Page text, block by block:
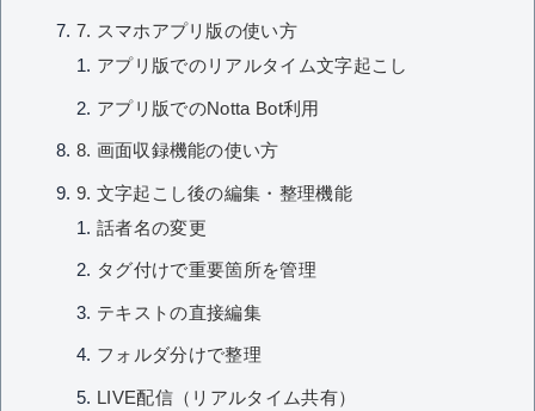
7. スマホアプリ版の使い方
アプリ版でのリアルタイム文字起こし
アプリ版でのNotta Bot利用
8. 画面収録機能の使い方
9. 文字起こし後の編集・整理機能
話者名の変更
タグ付けで重要箇所を管理
テキストの直接編集
フォルダ分けで整理
LIVE配信（リアルタイム共有）